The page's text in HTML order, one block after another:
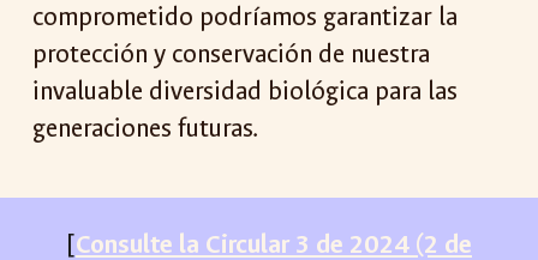
comprometido podríamos garantizar la
protección y conservación de nuestra
invaluable diversidad biológica para las
generaciones futuras.
[Consulte la Circular 3 de 2024 (2 de